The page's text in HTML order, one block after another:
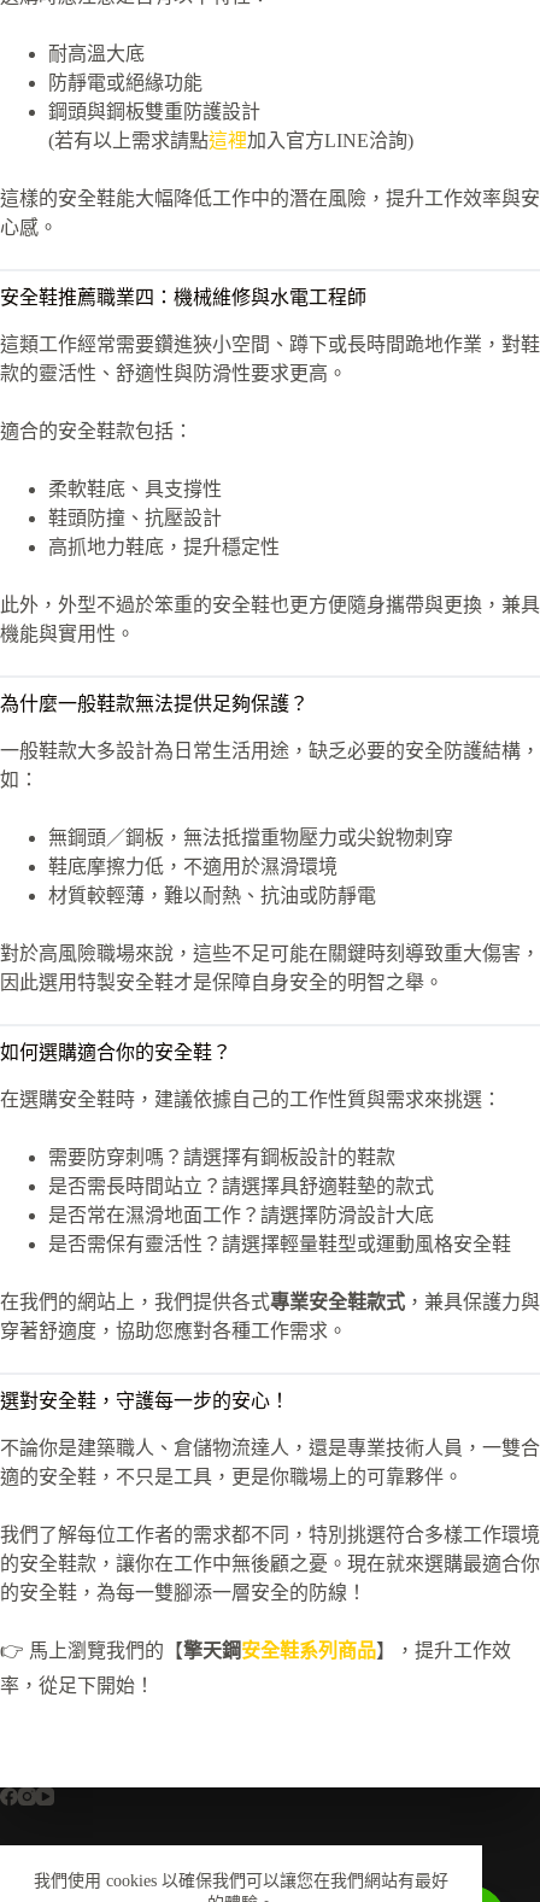
我們使用 cookies 以確保我們可以讓您在我們網站有最好
耐高溫大底
防靜電或絕緣功能
鋼頭與鋼板雙重防護設計
(若有以上需求請點這裡加入官方LINE洽詢)
這樣的安全鞋能大幅降低工作中的潛在風險，提升工作效率與安
心感。
安全鞋推薦職業四：機械維修與水電工程師
這類工作經常需要鑽進狹小空間、蹲下或長時間跪地作業，對鞋
款的靈活性、舒適性與防滑性要求更高。
適合的安全鞋款包括：
柔軟鞋底、具支撐性
鞋頭防撞、抗壓設計
高抓地力鞋底，提升穩定性
此外，外型不過於笨重的安全鞋也更方便隨身攜帶與更換，兼具
機能與實用性。
為什麼一般鞋款無法提供足夠保護？
一般鞋款大多設計為日常生活用途，缺乏必要的安全防護結構，
如：
無鋼頭／鋼板，無法抵擋重物壓力或尖銳物刺穿
鞋底摩擦力低，不適用於濕滑環境
材質較輕薄，難以耐熱、抗油或防靜電
對於高風險職場來說，這些不足可能在關鍵時刻導致重大傷害，
因此選用特製安全鞋才是保障自身安全的明智之舉。
如何選購適合你的安全鞋？
在選購安全鞋時，建議依據自己的工作性質與需求來挑選：
需要防穿刺嗎？請選擇有鋼板設計的鞋款
是否需長時間站立？請選擇具舒適鞋墊的款式
是否常在濕滑地面工作？請選擇防滑設計大底
是否需保有靈活性？請選擇輕量鞋型或運動風格安全鞋
在我們的網站上，我們提供各式專業安全鞋款式 ，兼具保護力與
穿著舒適度，協助您應對各種工作需求。
選對安全鞋，守護每一步的安心！
不論你是建築職人、倉儲物流達人，還是專業技術人員，一雙合
適的安全鞋，不只是工具，更是你職場上的可靠夥伴。
我們了解每位工作者的需求都不同，特別挑選符合多樣工作環境
的安全鞋款，讓你在工作中無後顧之憂。現在就來選購最適合你
的安全鞋，為每一雙腳添一層安全的防線！
👉 馬上瀏覽我們的【擎天鋼安全鞋系列商品】，提升工作效
率，從足下開始！
全部商品 關於我們
尺寸換算對照表